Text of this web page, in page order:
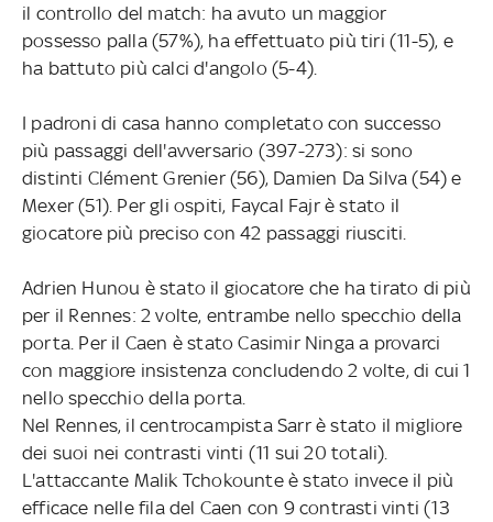
il controllo del match: ha avuto un maggior
possesso palla (57%), ha effettuato più tiri (11-5), e
ha battuto più calci d'angolo (5-4).
I padroni di casa hanno completato con successo
più passaggi dell'avversario (397-273): si sono
distinti Clément Grenier (56), Damien Da Silva (54) e
Mexer (51). Per gli ospiti, Faycal Fajr è stato il
giocatore più preciso con 42 passaggi riusciti.
Adrien Hunou è stato il giocatore che ha tirato di più
per il Rennes: 2 volte, entrambe nello specchio della
porta. Per il Caen è stato Casimir Ninga a provarci
con maggiore insistenza concludendo 2 volte, di cui 1
nello specchio della porta.
Nel Rennes, il centrocampista Sarr è stato il migliore
dei suoi nei contrasti vinti (11 sui 20 totali).
L'attaccante Malik Tchokounte è stato invece il più
efficace nelle fila del Caen con 9 contrasti vinti (13